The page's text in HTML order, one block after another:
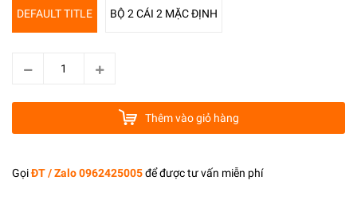
DEFAULT TITLE BỘ 2 CÁI 2 MẶC ĐỊNH
Thêm vào giỏ hàng
GọiĐT / Zalo 0962425005để được tư vấn miễn phí